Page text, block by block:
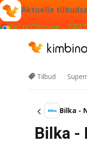
Aktuelle
Føj til Chrome –
Tilbud
Bilka -
Bilka -